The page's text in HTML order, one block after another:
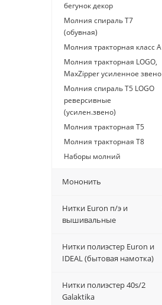
бегунок декор
Молния спираль Т7
(обувная)
Молния тракторная класс А
Молния тракторная LOGO,
MaxZipper усиленное звено
Молния спираль Т5 LOGO
реверсивные
(усилен.звено)
Молния тракторная Т5
Молния тракторная Т8
Наборы молний
Мононить
Нитки Euron п/э и
вышивальные
Нитки полиэстер Euron и
IDEAL (бытовая намотка)
Нитки полиэстер 40s/2
Galaktika